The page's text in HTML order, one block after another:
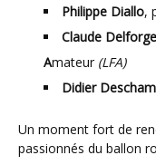
Philippe Diallo,
Claude Delforge
Amateur (LFA)
Didier
Un moment fort de rencontres, de partages et d’émotions entre
passionnés du ballon